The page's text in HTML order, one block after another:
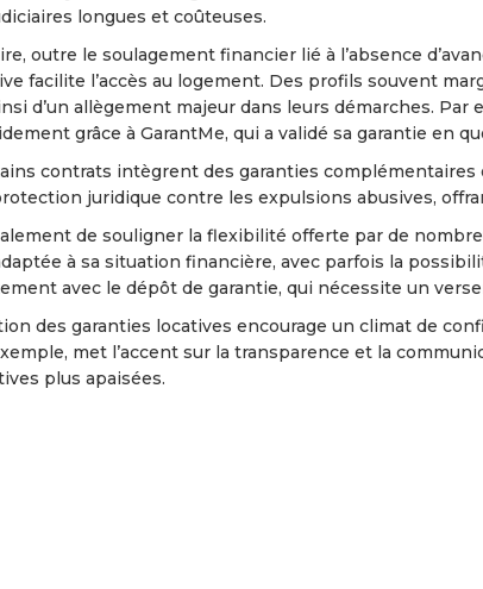
longues et coûteuses.
outre le soulagement financier lié à l’absence
facilite l’accès au logement. Des profils souvent
d’un allègement majeur dans leurs démarches. Par
grâce à GarantMe, qui a validé sa garantie en
contrats intègrent des garanties complémentaires
juridique contre les expulsions abusives,
de souligner la flexibilité offerte par de
à sa situation financière, avec parfois la
avec le dépôt de garantie, qui nécessite un
des garanties locatives encourage un climat de
met l’accent sur la transparence et la
plus apaisées.